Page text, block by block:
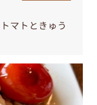
マトときゅう